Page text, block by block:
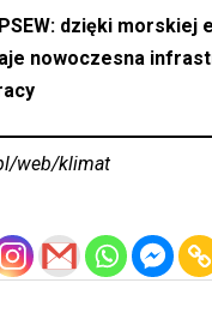
PSEW: dzięki morskiej
nowoczesna
web/klimat